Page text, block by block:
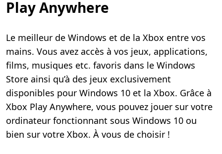
Play Anywhere
Le meilleur de Windows et de la Xbox entre vos
mains. Vous avez accès à vos jeux, applications,
films, musiques etc. favoris dans le Windows
Store ainsi qu’à des jeux exclusivement
disponibles pour Windows 10 et la Xbox. Grâce à
Xbox Play Anywhere, vous pouvez jouer sur votre
ordinateur fonctionnant sous Windows 10 ou
bien sur votre Xbox. À vous de choisir !